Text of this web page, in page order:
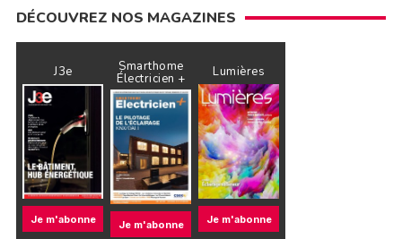
DÉCOUVREZ NOS MAGAZINES
J3e
Je m'abonne
Smarthome
Électricien +
Je m'abonne
Lumières
Je m'abonne